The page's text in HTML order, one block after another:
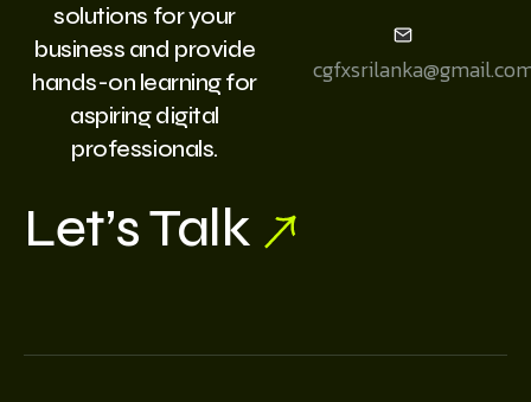
solutions for your
business and provide
hands-on learning for
aspiring digital
professionals.
Let’s Talk